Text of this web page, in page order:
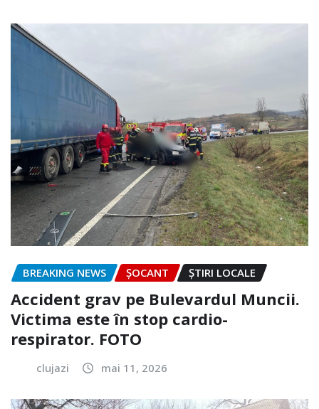
BREAKING NEWS ȘOCANT ȘTIRI LOCALE
Accident grav pe Bulevardul Muncii.
Victima este în stop cardio-
respirator. FOTO
clujazi mai 11, 2026